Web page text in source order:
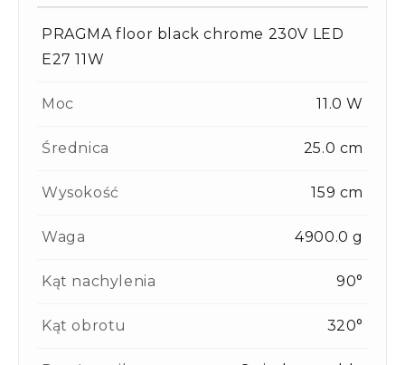
PRAGMA floor black chrome 230V LED
E27 11W
Moc 11.0 W
Średnica 25.0 cm
Wysokość 159 cm
Waga 4900.0 g
Kąt nachylenia 90°
Kąt obrotu 320°